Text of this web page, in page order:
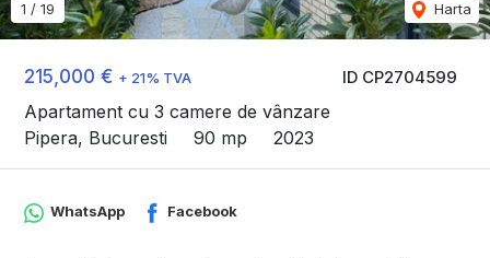
ID CP2704599
215,000 € + 21% TVA
Apartament cu 3 camere de vânzare
Pipera, Bucuresti
90 mp 2023
1 / 19 Harta
WhatsApp Facebook